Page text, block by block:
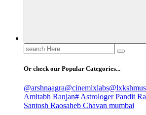
Search
for:
Or check our Popular Categories...
@arshnaagra@cinemixlabs
Amitabh Ranjan# Astrologer Pandit
Santosh Raosaheb Chavan mumbai